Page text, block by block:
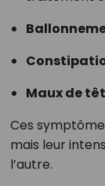
Maux de
Ces
mais leur
l’autre.